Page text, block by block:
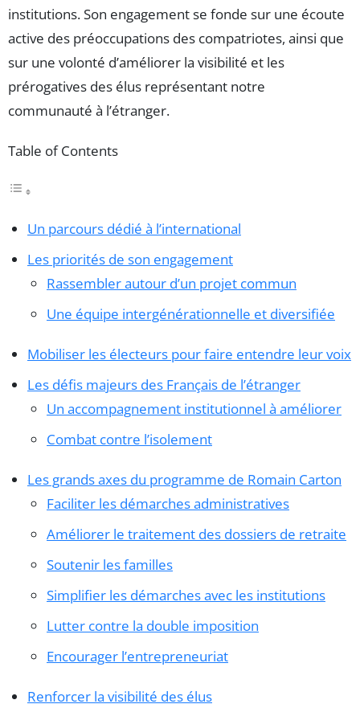
institutions. Son engagement se fonde sur une écoute
active des préoccupations des compatriotes, ainsi que
sur une volonté d’améliorer la visibilité et les
prérogatives des élus représentant notre
communauté à l’étranger.
Table of Contents
Un parcours dédié à l’international
Les priorités de son engagement
Rassembler autour d’un projet commun
Une équipe intergénérationnelle et diversifiée
Mobiliser les électeurs pour faire entendre leur voix
Les défis majeurs des Français de l’étranger
Un accompagnement institutionnel à améliorer
Combat contre l’isolement
Les grands axes du programme de Romain Carton
Faciliter les démarches administratives
Améliorer le traitement des dossiers de retraite
Soutenir les familles
Simplifier les démarches avec les institutions
Lutter contre la double imposition
Encourager l’entrepreneuriat
Renforcer la visibilité des élus